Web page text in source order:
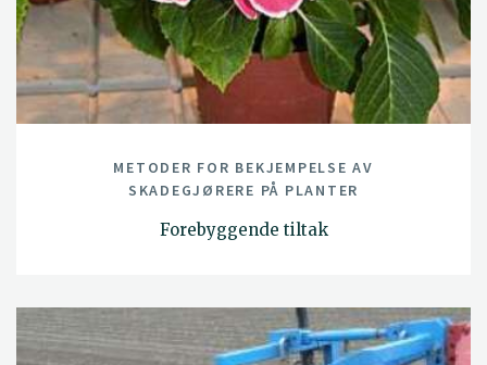
METODER FOR BEKJEMPELSE AV
SKADEGJØRERE PÅ PLANTER
Forebyggende tiltak